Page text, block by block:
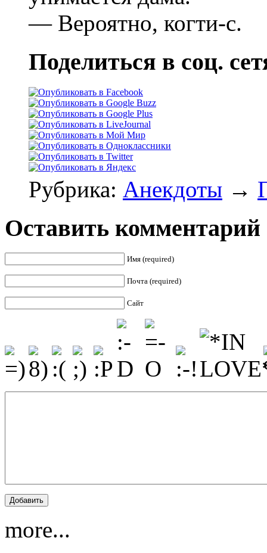
— Вероятно, когти-с.
Поделиться в соц.
Рубрика: Анекдоты →
Оставить комментарий
Имя (required)
Почта (required)
Сайт
more...